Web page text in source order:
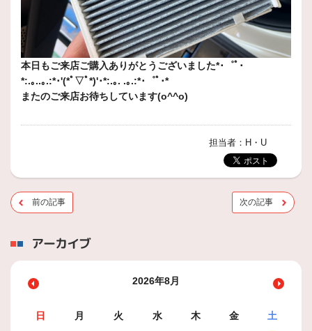
本日もご来店ご購入ありがとうございました*･゜ﾟ･
*:.｡..｡.:*･'(*ﾟ▽ﾟ*)'･*:.｡. .｡.:*･゜ﾟ･*
またのご来店お待ちしています(o^^o)
担当者：H・U
前の記事 次の記事
アーカイブ
2026年8月
日 月 火 水 木 金
土